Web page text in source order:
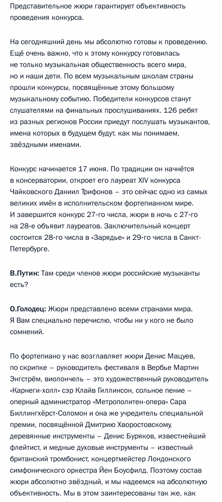
Представительное жюри гарантирует объективность
проведения конкурса.
На сегодняшний день мы абсолютно готовы к проведению.
Ещё очень важно, что к этому конкурсу готовилась
не только музыкальная общественность всего мира,
но и наши дети. По всем музыкальным школам страны
прошли конкурсы, посвящённые этому большому
музыкальному событию. Победители конкурсов станут
слушателями на финальных прослушиваниях. 126 ребят
из разных регионов России приедут послушать музыкантов,
имена которых в будущем будут, как мы понимаем,
звёздными именами.
Конкурс начинается 17 июня. По традиции он начнётся
в консерватории, откроет его лауреат XIV конкурса
Чайковского Даниил Трифонов – это сейчас одно из самых
великих имён в исполнительском фортепианном мире.
И завершится конкурс 27‑го числа, жюри в ночь с 27‑го
на 28‑е объявит лауреатов. Заключительный концерт
состоится 28‑го числа в «Зарядье» и 29‑го числа в Санкт-
Петербурге.
В.Путин: Там среди членов жюри российские музыканты
есть?
О.Голодец: Жюри представлено всеми странами мира.
Я Вам специально перечислю, чтобы ни у кого не было
сомнений.
По фортепиано у нас возглавляет жюри Денис Мацуев,
по скрипке – руководитель фестиваля в Вербье Мартин
Энгстрём, виолончель – это художественный руководитель
«Карнеги-холл» сэр Клайв Гиллинсон, сольное пение –
оперный администратор «Метрополитен-опера» Сара
Биллингхёрст‑Соломон и она же учредитель специальной
премии, посвящённой Дмитрию Хворостовскому,
деревянные инструменты – Денис Буряков, известнейший
флейтист, и медные духовые инструменты – известный
британский тромбонист, концертмейстер Лондонского
симфонического оркестра Йен Боусфилд. Поэтому состав
жюри абсолютно звёздный, и мы надеемся на абсолютную
объективность. Мы в этом заинтересованы так же, как